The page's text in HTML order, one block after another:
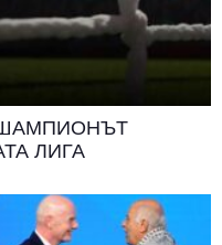
ЛИГА